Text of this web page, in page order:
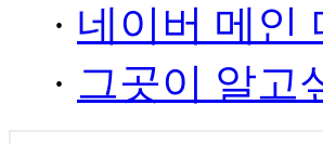
· 네이버 메인
· 그곳이 알고